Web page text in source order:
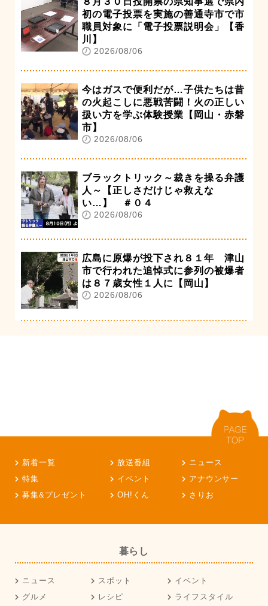
初の電子投票を実施の善通寺市で市
職員対象に「電子投票説明会」【香
川】
2026/08/06
今はガスで便利だが…子供たちは昔
の火起こしに悪戦苦闘！火の正しい
扱い方を学ぶ体験授業【岡山・赤磐
市】
2026/08/06
ブラックトリック～裁きを操る弁護
人～【正しさだけじゃ救えな
い…】 ＃０４
2026/08/06
広島に原爆が投下され８１年 津山
市で行われた追悼式に参列の被爆者
は８７歳女性１人に【岡山】
2026/08/06
新着一覧 放送番組
ニュース
特集
イベント
アナウンサー
募集&プレゼント
OH!くん さりお
暮らし
ニュース スポット
イベント
グルメ
レシピ
ライフスタイル